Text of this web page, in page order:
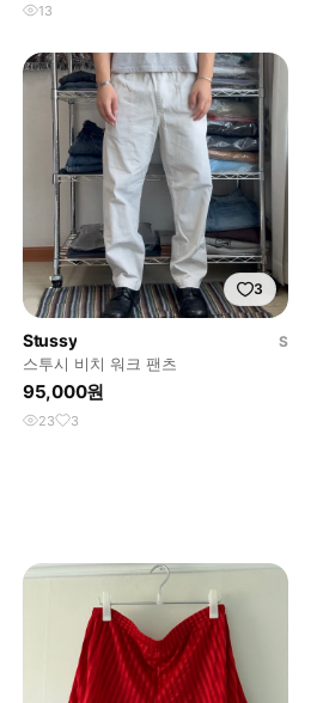
13
3
Stussy
S
스투시 비치 워크 팬츠
95,000원
23 3